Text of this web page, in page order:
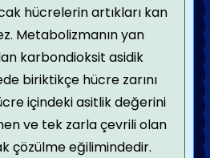
hücrelerin artıkları kan
Metabolizmanın yan
karbondioksit asidik
biriktikçe hücre zarını
içindeki asitlik değerini
ve tek zarla çevrili olan
çözülme eğilimindedir.